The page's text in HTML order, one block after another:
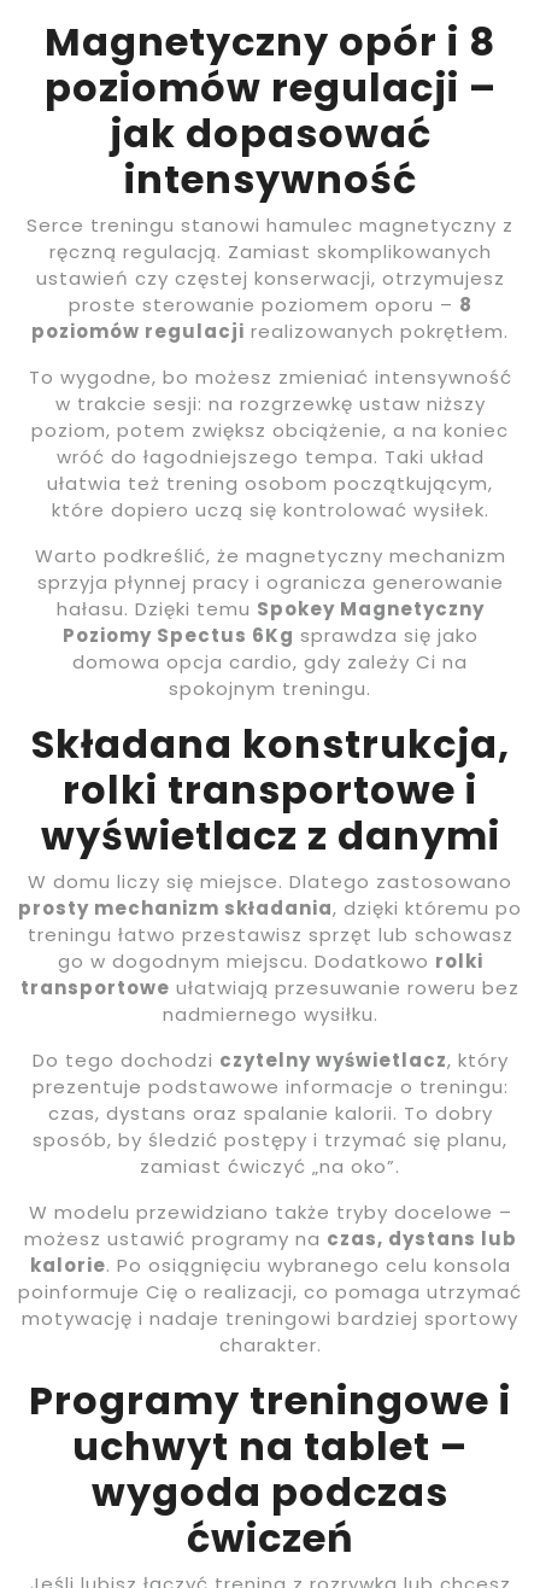
Magnetyczny opór i 8
poziomów regulacji –
jak dopasować
intensywność
Serce treningu stanowi hamulec magnetyczny z
ręczną regulacją. Zamiast skomplikowanych
ustawień czy częstej konserwacji, otrzymujesz
proste sterowanie poziomem oporu – 8
poziomów regulacji realizowanych pokrętłem.
To wygodne, bo możesz zmieniać intensywność
w trakcie sesji: na rozgrzewkę ustaw niższy
poziom, potem zwiększ obciążenie, a na koniec
wróć do łagodniejszego tempa. Taki układ
ułatwia też trening osobom początkującym,
które dopiero uczą się kontrolować wysiłek.
Warto podkreślić, że magnetyczny mechanizm
sprzyja płynnej pracy i ogranicza generowanie
hałasu. Dzięki temu Spokey Magnetyczny
Poziomy Spectus 6Kg sprawdza się jako
domowa opcja cardio, gdy zależy Ci na
spokojnym treningu.
Składana konstrukcja,
rolki transportowe i
wyświetlacz z danymi
W domu liczy się miejsce. Dlatego zastosowano
prosty mechanizm składania, dzięki któremu po
treningu łatwo przestawisz sprzęt lub schowasz
go w dogodnym miejscu. Dodatkowo rolki
transportowe ułatwiają przesuwanie roweru bez
nadmiernego wysiłku.
Do tego dochodzi czytelny wyświetlacz, który
prezentuje podstawowe informacje o treningu:
czas, dystans oraz spalanie kalorii. To dobry
sposób, by śledzić postępy i trzymać się planu,
zamiast ćwiczyć „na oko”.
W modelu przewidziano także tryby docelowe –
możesz ustawić programy na czas, dystans lub
kalorie. Po osiągnięciu wybranego celu konsola
poinformuje Cię o realizacji, co pomaga utrzymać
motywację i nadaje treningowi bardziej sportowy
charakter.
Programy treningowe i
uchwyt na tablet –
wygoda podczas
ćwiczeń